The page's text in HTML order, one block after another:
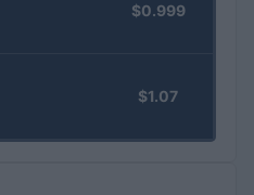
$0.999
$1.07